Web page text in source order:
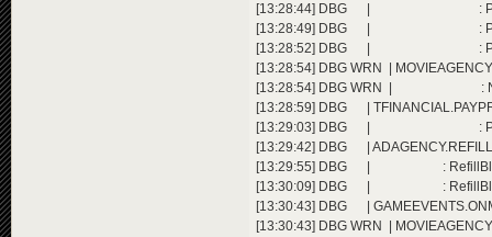
[13:28:44] DBG | : Player 1
[13:28:49] DBG | : Player 1
[13:28:52] DBG | : Player 1
[13:28:54] DBG WRN |
[13:28:54] DBG WRN | : Not
[13:28:59] DBG |
[13:29:03] DBG | : Player 1
[13:29:42] DBG |
[13:29:55] DBG | :
[13:30:09] DBG | :
[13:30:43] DBG |
[13:30:43] DBG WRN |